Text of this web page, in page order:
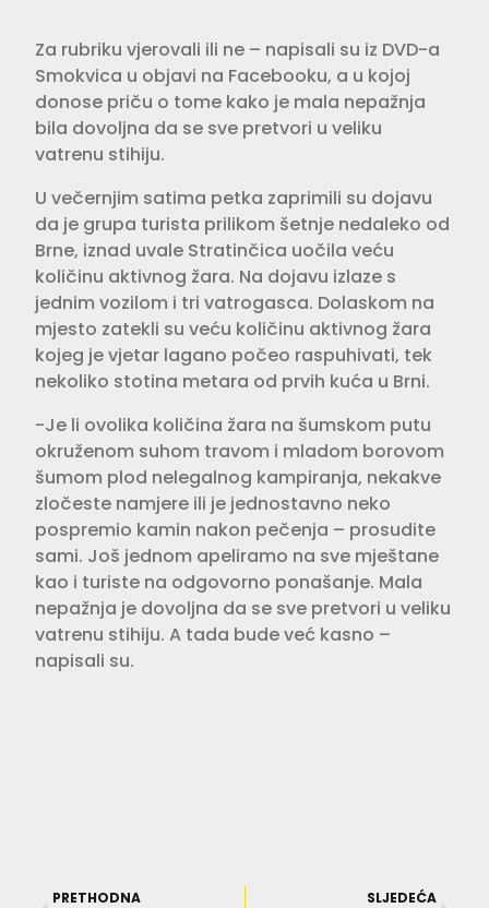
Za rubriku vjerovali ili ne – napisali su iz DVD-a
Smokvica u objavi na Facebooku, a u kojoj
donose priču o tome kako je mala nepažnja
bila dovoljna da se sve pretvori u veliku
vatrenu stihiju.
U večernjim satima petka zaprimili su dojavu
da je grupa turista prilikom šetnje nedaleko od
Brne, iznad uvale Stratinčica uočila veću
količinu aktivnog žara. Na dojavu izlaze s
jednim vozilom i tri vatrogasca. Dolaskom na
mjesto zatekli su veću količinu aktivnog žara
kojeg je vjetar lagano počeo raspuhivati, tek
nekoliko stotina metara od prvih kuća u Brni.
-Je li ovolika količina žara na šumskom putu
okruženom suhom travom i mladom borovom
šumom plod nelegalnog kampiranja, nekakve
zločeste namjere ili je jednostavno neko
pospremio kamin nakon pečenja – prosudite
sami. Još jednom apeliramo na sve mještane
kao i turiste na odgovorno ponašanje. Mala
nepažnja je dovoljna da se sve pretvori u veliku
vatrenu stihiju. A tada bude već kasno –
napisali su.
PRETHODNA SLJEDEĆA